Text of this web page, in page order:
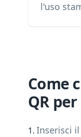
l'uso
Come
QR
Inserisci